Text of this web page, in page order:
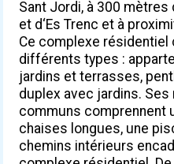
Sant Jordi, à 300 mètres
et d‘Es Trenc et à
Ce complexe
différents types :
jardins et terrasses,
duplex avec jardins.
communs comprennent
chaises longues, une
chemins intérieurs